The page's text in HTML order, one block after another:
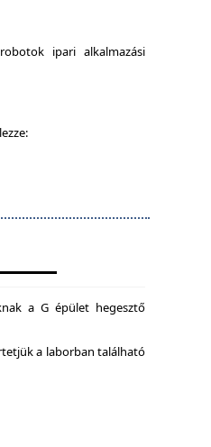
ipari alkalmazási
a G épület hegesztő
a laborban található